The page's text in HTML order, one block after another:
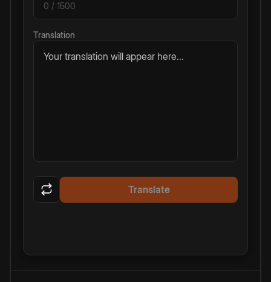
0 / 1500
Translation
Your translation will appear here...
Translate